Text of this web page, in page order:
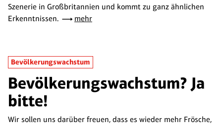
Szenerie in Großbritannien und kommt zu ganz ähnlichen
Erkenntnissen.
mehr
Bevölkerungswachstum
Bevölkerungswachstum? Ja
bitte!
Wir sollen uns darüber freuen, dass es wieder mehr Frösche,